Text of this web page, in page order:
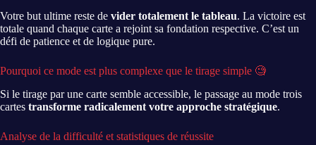
Votre but ultime reste de vider totalement le tableau. La victoire est
totale quand chaque carte a rejoint sa fondation respective. C’est un
défi de patience et de logique pure.
Pourquoi ce mode est plus complexe que le tirage simple 🧐
Si le tirage par une carte semble accessible, le passage au mode trois
cartes transforme radicalement votre approche stratégique.
Analyse de la difficulté et statistiques de réussite